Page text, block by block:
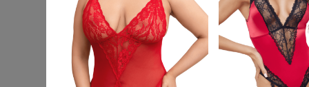
Umstandsmode
Wäsche & Shapewear
Bademäntel